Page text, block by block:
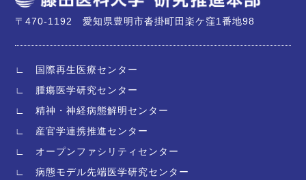
〒470-1192 愛知県豊明市沓掛町田楽ケ窪1番地98
∟ 国際再生医療センター
∟ 腫瘍医学研究センター
∟ 精神・神経病態解明センター
∟ 産官学連携推進センター
∟ オープンファシリティセンター
∟ 病態モデル先端医学研究センター